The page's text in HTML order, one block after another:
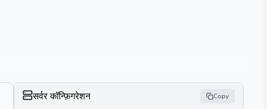
सर्वर कॉन्फ़िगरेशन Copy